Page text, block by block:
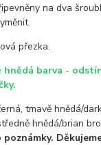
na dva
přezka.
hnědá barva -
tmavě hnědá/
hnědá/brian